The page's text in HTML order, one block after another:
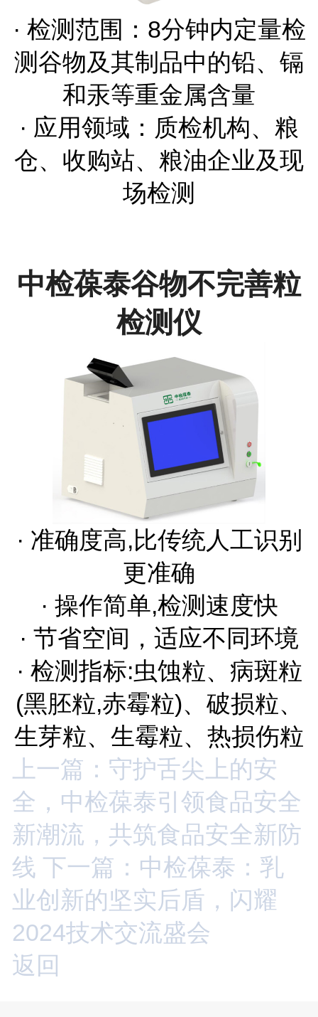
· 检测范围：8分钟内定量检
测谷物及其制品中的铅、镉
和汞等重金属含量
· 应用领域：质检机构、粮
仓、收购站、粮油企业及现
场检测
中检葆泰谷物不完善粒
检测仪
· 准确度高,比传统人工识别
更准确
· 操作简单,检测速度快
· 节省空间，适应不同环境
· 检测指标:虫蚀粒、病斑粒
(黑胚粒,赤霉粒)、破损粒、
生芽粒、生霉粒、热损伤粒
上一篇：守护舌尖上的安
全，中检葆泰引领食品安全
新潮流，共筑食品安全新防
线 下一篇：中检葆泰：乳
业创新的坚实后盾，闪耀
2024技术交流盛会
返回